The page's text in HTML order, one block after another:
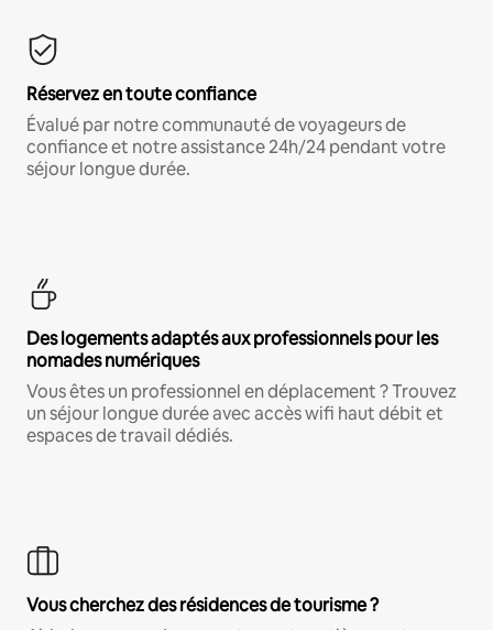
Réservez en toute confiance
Évalué par notre communauté de voyageurs de
confiance et notre assistance 24h/24 pendant votre
séjour longue durée.
Des logements adaptés aux professionnels pour les
nomades numériques
Vous êtes un professionnel en déplacement ? Trouvez
un séjour longue durée avec accès wifi haut débit et
espaces de travail dédiés.
Vous cherchez des résidences de tourisme ?